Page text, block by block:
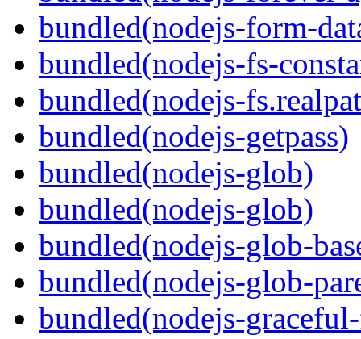
bundled(nodejs-form-
bundled(nodejs-fs-
bundled(nodejs-
bundled(nodejs-getpass)
bundled(nodejs-glob)
bundled(nodejs-glob)
bundled(nodejs-glob-
bundled(nodejs-glob-
bundled(nodejs-